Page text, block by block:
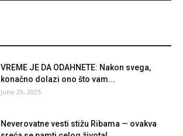
VREME JE DA ODAHNETE: Nakon svega,
konačno dolazi ono što vam...
June 29, 2025
Neverovatne vesti stižu Ribama — ovakva